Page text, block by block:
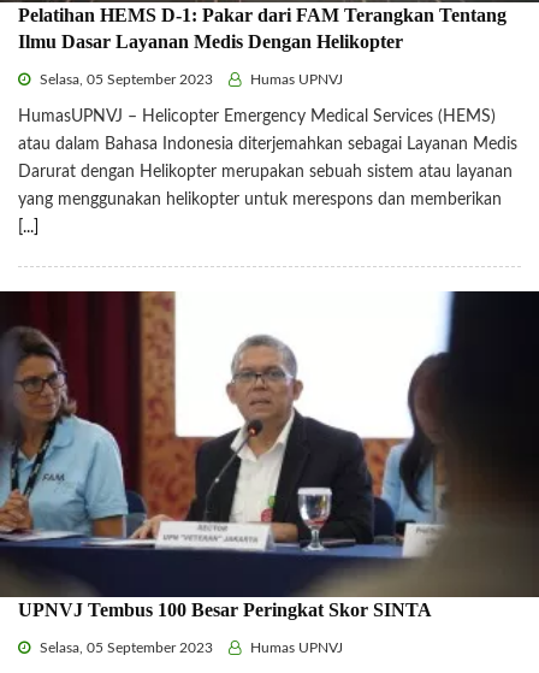
Pelatihan HEMS D-1: Pakar dari FAM Terangkan Tentang
Ilmu Dasar Layanan Medis Dengan Helikopter
Selasa, 05 September 2023 Humas UPNVJ
HumasUPNVJ – Helicopter Emergency Medical Services (HEMS)
atau dalam Bahasa Indonesia diterjemahkan sebagai Layanan Medis
Darurat dengan Helikopter merupakan sebuah sistem atau layanan
yang menggunakan helikopter untuk merespons dan memberikan
[...]
UPNVJ Tembus 100 Besar Peringkat Skor SINTA
Selasa, 05 September 2023 Humas UPNVJ